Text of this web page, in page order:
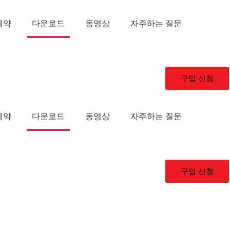
약 다운로드 동영상 자주하는 질문
구입 신청
약 다운로드 동영상 자주하는 질문
구입 신청